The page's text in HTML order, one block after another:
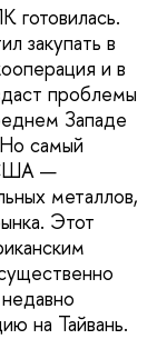
закупать в
и в
проблемы
Западе
самый
США —
металлов,
Этот
на Тайвань.